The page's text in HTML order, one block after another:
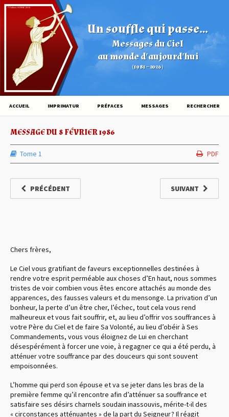
Un souffle qui passe...
Messages du Ciel
au monde d'aujourd'hui
(1981 – 2026)
© Éditions HOVINE (2026)
ACCUEIL IMPRIMATUR PRÉFACES MESSAGES RECHERCHER
MESSAGE DU 8 FÉVRIER 1986
Tome 1 PDF
PRÉCÉDENT SUIVANT
Chers frères,
Le Ciel vous gratifiant de faveurs exceptionnelles destinées à
rendre votre esprit perméable aux choses d’En haut, nous sommes
tristes de voir combien vous êtes encore attachés au monde des
apparences, des fausses valeurs et du mensonge. La privation d’un
bonheur, la perte d’un être cher, l’échec, tout cela vous rend
malheureux et vous fait souffrir, et, au lieu d’offrir vos souffrances à
votre Père du Ciel et de faire Sa Volonté, au lieu d’obéir à Ses
Commandements, vous vous éloignez de Lui en cherchant
désespérément à forcer une voie, à regagner ce qui a été perdu, à
atténuer votre souffrance par des douceurs qui sont souvent
empoisonnées.
L’homme qui perd son épouse et va se jeter dans les bras de la
première femme qu’il rencontre afin d’atténuer sa souffrance et
satisfaire ses désirs charnels soudain inassouvis, mérite-t-il des
« circonstances atténuantes » de la part du Seigneur ? Il réagit